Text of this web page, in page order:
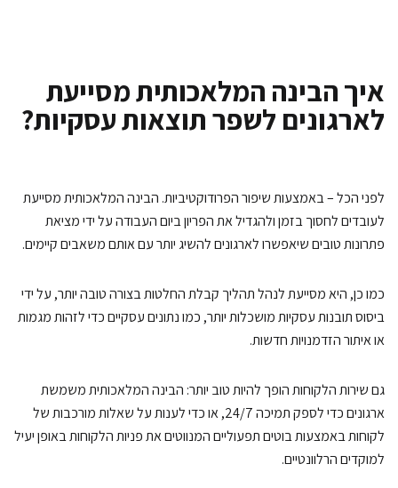
הבינה המלאכותית מסייעת
לשפר תוצאות עסקיות?
הכל – באמצעות שיפור הפרודוקטיביות. הבינה המלאכותית מסייעת
לחסוך בזמן ולהגדיל את הפריון ביום העבודה על ידי מציאת
טובים שיאפשרו לארגונים להשיג יותר עם אותם משאבים קיימים.
כן, היא מסייעת לנהל תהליך קבלת החלטות בצורה טובה יותר, על ידי
תובנות עסקיות מושכלות יותר, כמו נתונים עסקיים כדי לזהות מגמות
איתור הזדמנויות חדשות.
שירות הלקוחות הופך להיות טוב יותר: הבינה המלאכותית משמשת
ארגונים כדי לספק תמיכה 24/7, או כדי לענות על שאלות מורכבות של
באמצעות בוטים תפעוליים המנווטים את פניות הלקוחות באופן יעיל
הרלוונטיים.